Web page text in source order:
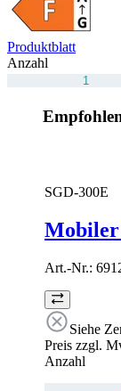
Produktblatt
Anzahl
SGD-300E
Mobiler
Art.-Nr.:
Siehe
Preis zzgl.
Anzahl